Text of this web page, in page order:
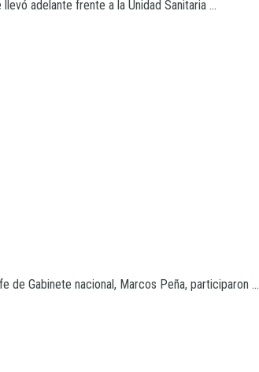
adelante frente a la Unidad Sanitaria ...
de Gabinete nacional, Marcos Peña, participaron ...